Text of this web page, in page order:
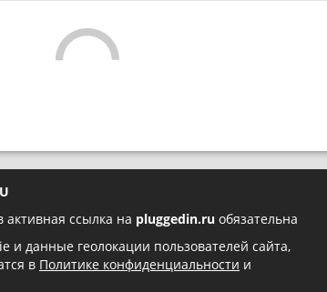
ссылка на pluggedin.ru обязательна
и данные геолокации пользователей сайта,
в Политике конфиденциальности и